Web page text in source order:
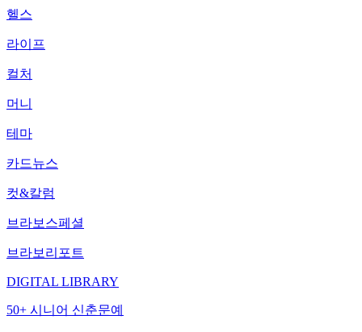
헬스
라이프
컬처
머니
테마
카드뉴스
컷&칼럼
브라보스페셜
브라보리포트
DIGITAL LIBRARY
50+ 시니어 신춘문예